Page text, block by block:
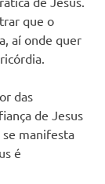
que o
aí onde quer
das
de Jesus
se manifesta
é